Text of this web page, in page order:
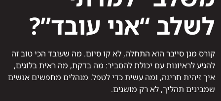
לשלב “אני עובד”?
קורס מגן סייבר הוא התחלה, לא קו סיום. מה שעובד הכי טוב זה
להגיע לראיונות עם יכולת להסביר: מה בדקת, מה ראית בלוגים,
איך זיהית חריגה, ומה עשית כדי לטפל. מנהלים מחפשים אנשים
שמבינים תהליך, לא רק מושגים.